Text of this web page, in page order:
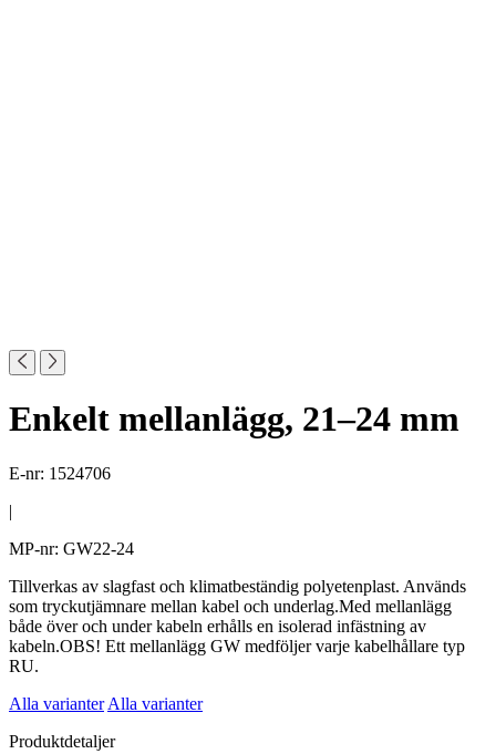
Enkelt mellanlägg, 21–24 mm
E-nr: 1524706
|
MP-nr: GW22-24
Tillverkas av slagfast och klimatbeständig polyetenplast. Används
som tryckutjämnare mellan kabel och underlag.Med mellanlägg
både över och under kabeln erhålls en isolerad infästning av
kabeln.OBS! Ett mellanlägg GW medföljer varje kabelhållare typ
RU.
Alla varianter Alla varianter
Produktdetaljer